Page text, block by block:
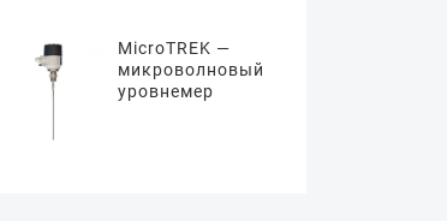
MicroTREK —
микроволновый
уровнемер